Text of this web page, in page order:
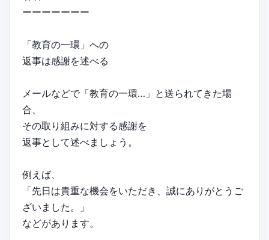
ーーーーーーー
「教育の一環」への
返事は感謝を述べる
メールなどで「教育の一環…」と送られてきた場
合、
その取り組みに対する感謝を
返事として述べましょう。
例えば、
「先日は貴重な機会をいただき、誠にありがとうご
ざいました。」
などがあります。